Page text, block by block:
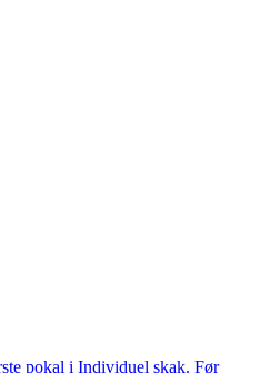
pokal i Individuel skak. Før